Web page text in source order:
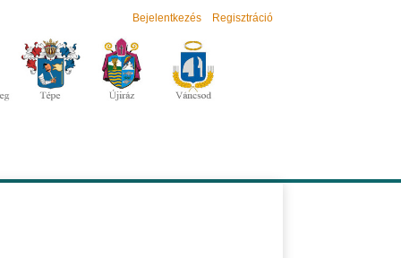
Bejelentkezés Regisztráció